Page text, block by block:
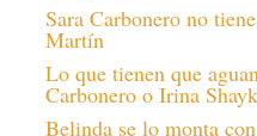
Sara Carbonero no
Martín
Lo que tienen que
Carbonero o Irina Shayk
Belinda se lo monta